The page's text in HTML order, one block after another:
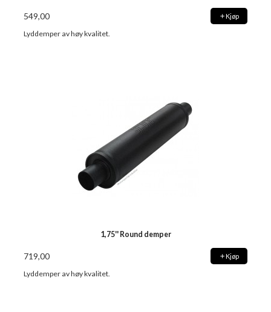
549,00 Kjøp
Lyddemper av høy kvalitet.
1,75'' Round demper
719,00 Kjøp
Lyddemper av høy kvalitet.